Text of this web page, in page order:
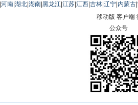
河南 湖北 湖南 黑龙江 江苏 江西 吉林 辽宁 内蒙古
移动版 客户端
公众号